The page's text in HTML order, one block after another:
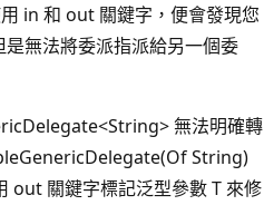
in 和 out 關鍵字，便會發現您
無法將委派指派給另一個委
無法明確轉
String)
out 關鍵字標記泛型參數 T 來修